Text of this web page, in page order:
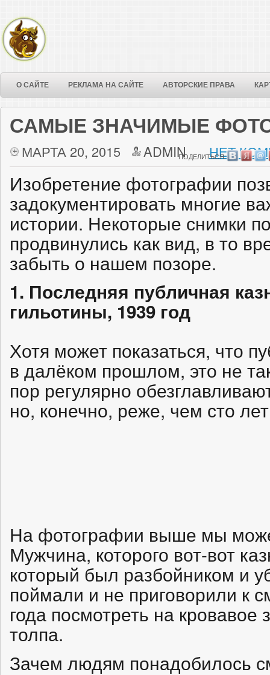
О САЙТЕ РЕКЛАМА НА САЙТЕ АВТОРСКИЕ ПРАВА
САМЫЕ ЗНАЧИМЫЕ
МАРТА 20, 2015 ADMIN НЕТ
ПОДЕЛИТЬСЯ:
Изобретение фотографии
задокументировать многие
истории. Некоторые снимки
продвинулись как вид, в то
забыть о нашем позоре.
1. Последняя публичная
гильотины, 1939 год
Хотя может показаться, что
в далёком прошлом, это не
пор регулярно
но, конечно, реже, чем сто
На фотографии выше мы
Мужчина, которого вот-вот
который был разбойником и
поймали и не приговорили к
года посмотреть на
толпа.
Зачем людям понадобилось